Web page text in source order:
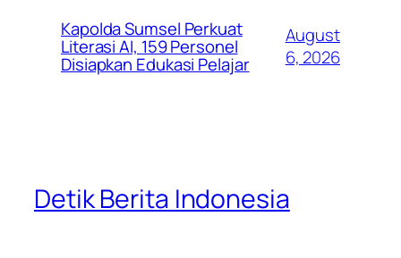
Kapolda Sumsel Perkuat
Literasi AI, 159 Personel
Disiapkan Edukasi Pelajar
August
6, 2026
Detik Berita Indonesia